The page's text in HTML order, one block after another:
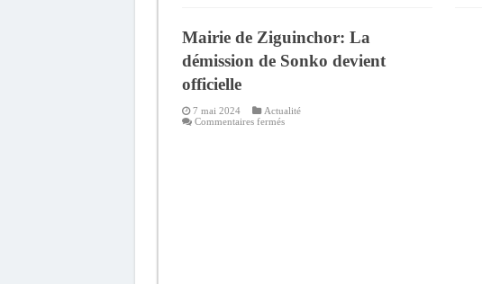
Mairie de Ziguinchor: La
démission de Sonko devient
officielle
7 mai 2024
Actualité
Commentaires ferméssur